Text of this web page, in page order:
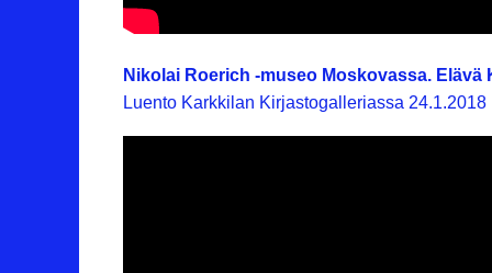
Nikolai Roerich -museo Moskovassa.
Luento Karkkilan Kirjastogalleriassa 24.1.2018